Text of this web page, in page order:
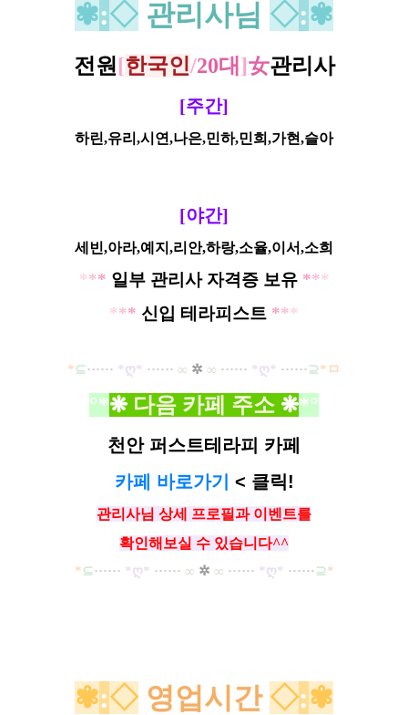
✾:◇ 관리사님 ◇:✾
전원 [한국인/20대 ]女관리사
[주간]
하린,유리,시연,나은,민하,민희,가현,슬아
[야간]
세빈,아라,예지,리안,하랑,소율,이서,소희
*** 일부 관리사 자격증 보유 ***
*** 신입 테라피스트 ***
*⊆······ *ღ* ······ ∞ ✲ ∞ ······ *ღ* ······ ⊇*ㅁ
°*❋ 다음 카페 주소 ❋*°
천안 퍼스트테라피 카페
카페 바로가기
< 클릭!
관리사님 상세 프로필과 이벤트를
확인해보실 수 있습니다^^
*⊆······ *ღ* ······ ∞ ✲ ∞ ······ *ღ* ······ ⊇*
✾:◇ 영업시간 ◇:✾